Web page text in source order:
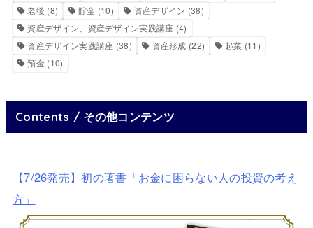
老後 (8) 貯金 (10) 資産デザイン (38)
資産デザイン、資産デザイン実践講座 (4)
資産デザイン実践講座 (38) 資産形成 (22) 起業 (11)
預金 (10)
Contents / その他コンテンツ
【7/26発売】初の著書「お金に困らない人の投資の考え
方」